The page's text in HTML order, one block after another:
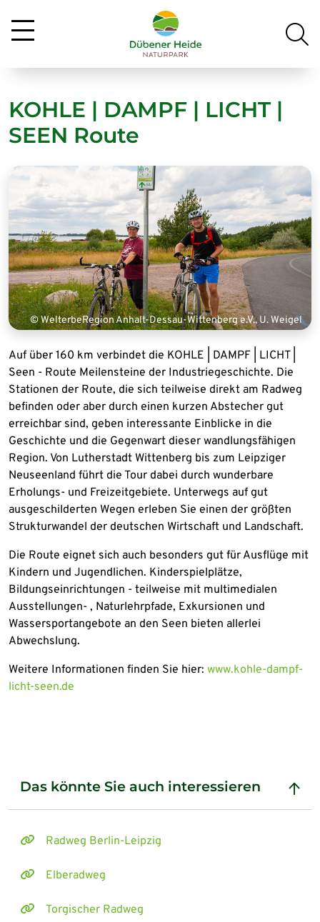
KOHLE | DAMPF | LICHT |
SEEN Route
© WelterbeRegion Anhalt-Dessau-Wittenberg e.V., U. Weigel
Auf über 160 km verbindet die KOHLE | DAMPF | LICHT |
Seen - Route Meilensteine der Industriegeschichte. Die
Stationen der Route, die sich teilweise direkt am Radweg
befinden oder aber durch einen kurzen Abstecher gut
erreichbar sind, geben interessante Einblicke in die
Geschichte und die Gegenwart dieser wandlungsfähigen
Region. Von Lutherstadt Wittenberg bis zum Leipziger
Neuseenland führt die Tour dabei durch wunderbare
Erholungs- und Freizeitgebiete. Unterwegs aufgut
ausgeschilderten Wegen erleben Sie einen der größten
Strukturwandel der deutschen Wirtschaft und Landschaft.
Die Route eignet sich auch besonders gut für Ausflüge mit
Kindern und Jugendlichen. Kinderspielplätze,
Bildungseinrichtungen - teilweise mit multimedialen
Ausstellungen- , Naturlehrpfade, Exkursionen und
Wassersportangebote an den Seen bieten allerlei
Abwechslung.
Weitere Informationen finden Sie hier: www.kohle-dampf-
licht-seen.de
Das könnte Sie auch interessieren
Radweg Berlin-Leipzig
Elberadweg
Torgischer Radweg